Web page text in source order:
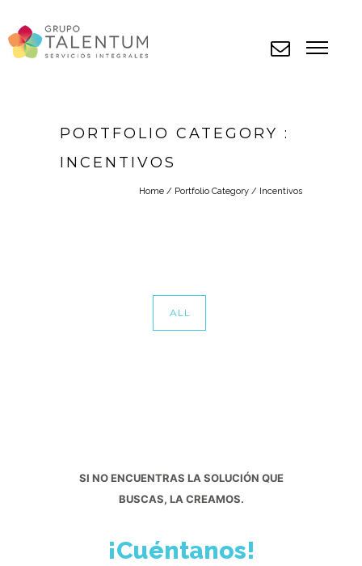
PORTFOLIO CATEGORY :
INCENTIVOS
Home / Portfolio Category / Incentivos
ALL
SI NO ENCUENTRAS LA SOLUCIÓN QUE
BUSCAS, LA CREAMOS.
¡Cuéntanos!